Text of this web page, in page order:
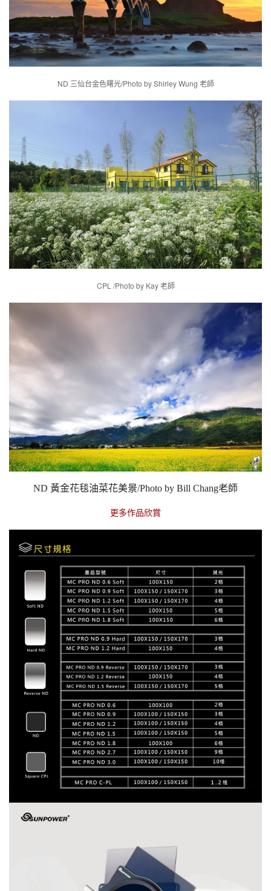
ND 三仙台金色曙光/Photo by Shirley Wung 老師
CPL /Photo by Kay 老師
ND 黃金花毯油菜花美景/Photo by Bill Chang老師
更多作品欣賞